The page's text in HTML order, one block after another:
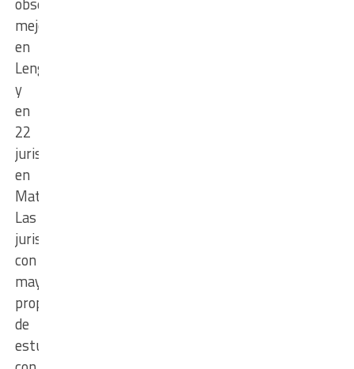
mejoras
en
Lengua,
y
en
22
jurisdicciones,
en
Matemática.
Las
jurisdicciones
con
mayor
proporción
de
estudiantes